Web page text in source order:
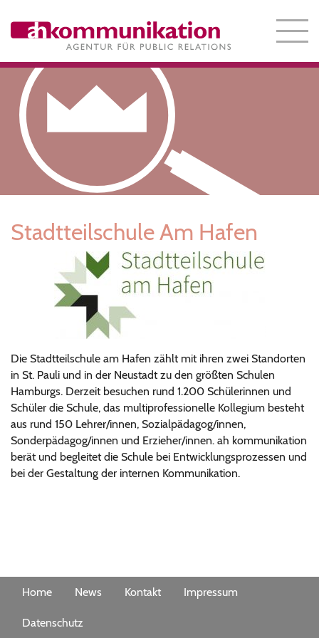
Stadtteilschule Am Hafen
Die Stadtteilschule am Hafen zählt mit ihren zwei Standorten
in St. Pauli und in der Neustadt zu den größten Schulen
Hamburgs. Derzeit besuchen rund 1.200 Schülerinnen und
Schüler die Schule, das multiprofessionelle Kollegium besteht
aus rund 150 Lehrer/innen, Sozialpädagog/innen,
Sonderpädagog/innen und Erzieher/innen. ah kommunikation
berät und begleitet die Schule bei Entwicklungsprozessen und
bei der Gestaltung der internen Kommunikation.
Home News Kontakt Impressum
Datenschutz